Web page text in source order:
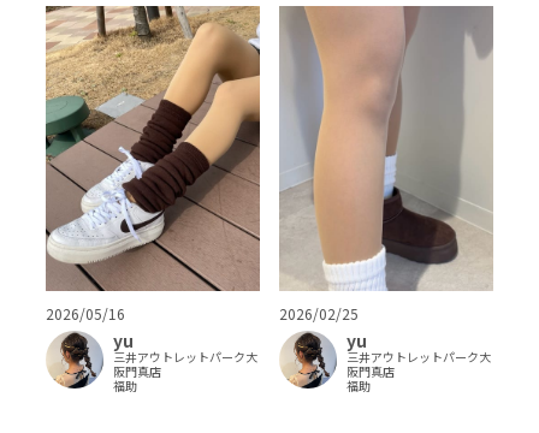
2026/05/16
yu
三井アウトレットパーク大
阪門真店
福助
2026/02/25
yu
三井アウトレットパーク大
阪門真店
福助